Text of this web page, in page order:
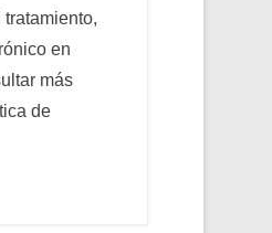
en
más
de